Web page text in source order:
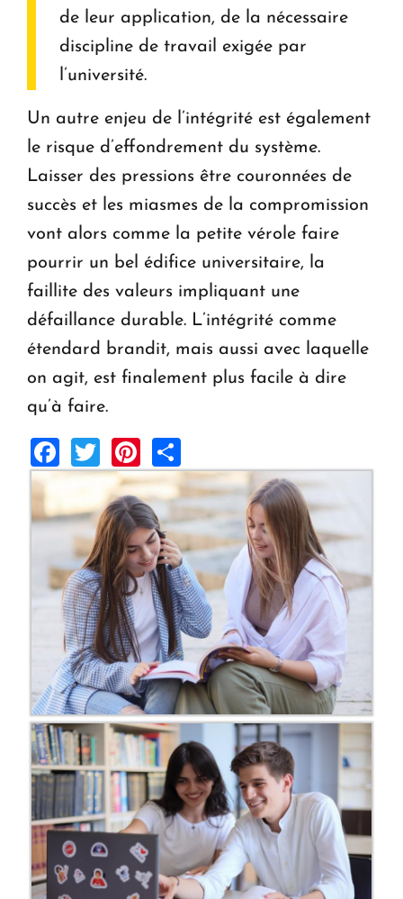
de leur application, de la nécessaire
discipline de travail exigée par
l’université.
Un autre enjeu de l’intégrité est également
le risque d’effondrement du système.
Laisser des pressions être couronnées de
succès et les miasmes de la compromission
vont alors comme la petite vérole faire
pourrir un bel édifice universitaire, la
faillite des valeurs impliquant une
défaillance durable. L’intégrité comme
étendard brandit, mais aussi avec laquelle
on agit, est finalement plus facile à dire
qu’à faire.
Facebook
TwitterPinterest